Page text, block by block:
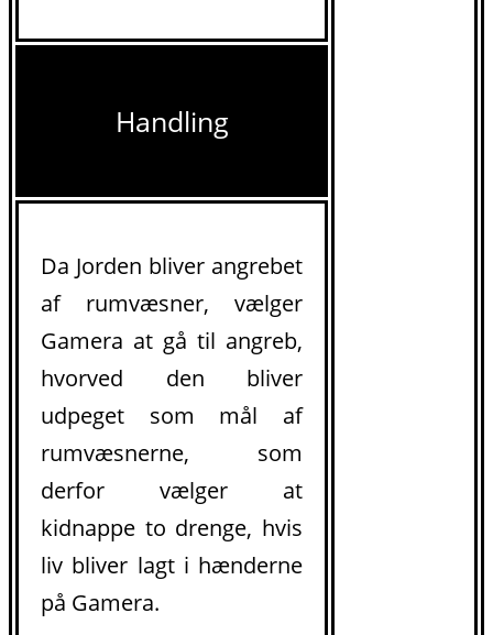
Handling
Da Jorden bliver angrebet
af rumvæsner, vælger
Gamera at gå til angreb,
hvorved den bliver
udpeget som mål af
rumvæsnerne, som
derfor vælger at
kidnappe to drenge, hvis
liv bliver lagt i hænderne
på Gamera.